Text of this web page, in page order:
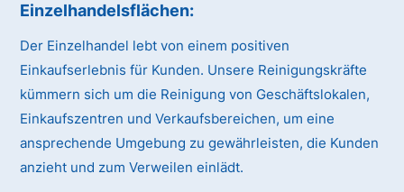
Einzelhandelsflächen:
Der Einzelhandel lebt von einem positiven
Einkaufserlebnis für Kunden. Unsere Reinigungskräfte
kümmern sich um die Reinigung von Geschäftslokalen,
Einkaufszentren und Verkaufsbereichen, um eine
ansprechende Umgebung zu gewährleisten, die Kunden
anzieht und zum Verweilen einlädt.